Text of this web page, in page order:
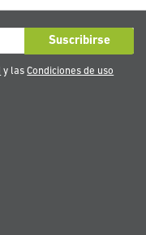
Suscribirse
y lasCondiciones de uso